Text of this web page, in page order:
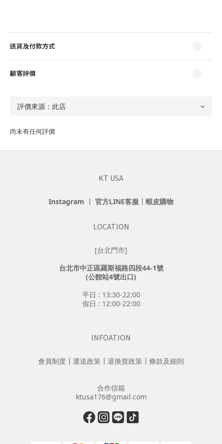
送貨及付款方式
顧客評價
尚未有任何評價
KT USA
Instagram ┃ 官方LINE客服 ┃ 蝦皮購物
LOCATION
[台北門市]
台北市中正區羅斯福路四段44-1號
(公館站4號出口)
平日 : 13:30-22:00
假日 : 12:00-22:00
INFOATION
會員制度 ┃ 運送政策 ┃ 退換貨政策 ┃ 條款及細則
合作信箱
ktusa176@gmail.com